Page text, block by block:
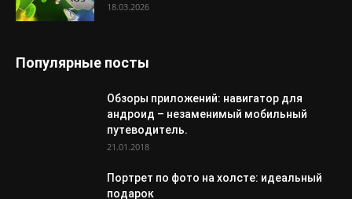
18.03.2026
Популярные посты
Обзоры приложений: навигатор для
андроид – незаменимый мобильный
путеводитель.
21.01.2018
Портрет по фото на холсте: идеальный
подарок